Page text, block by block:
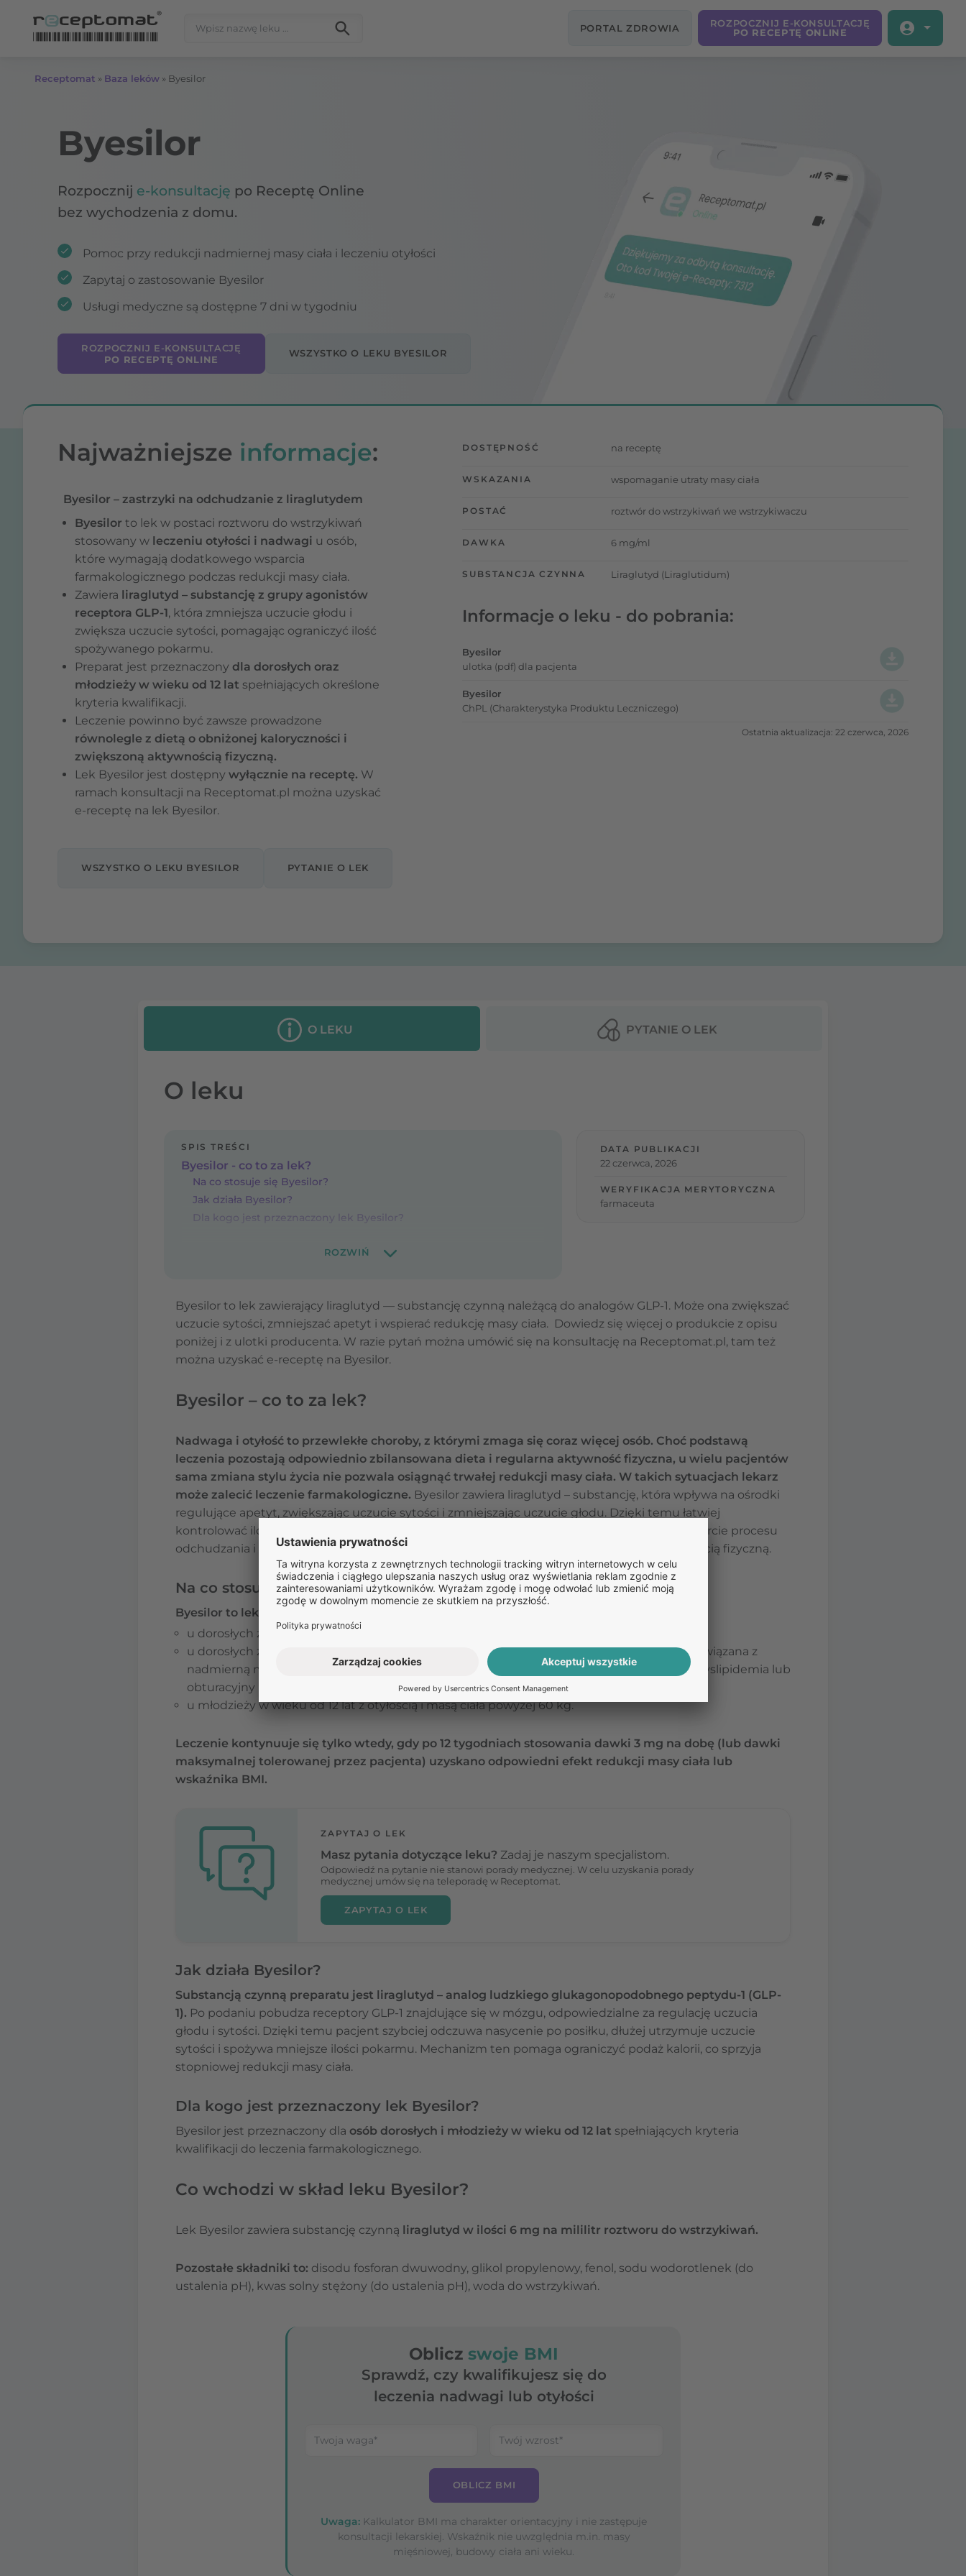
PORTAL ZDROWIA
ROZPOCZNIJ E-KONSULTACJĘ
PO RECEPTĘ ONLINE
Receptomat » Baza leków » Byesilor
Byesilor
Rozpocznij e-konsultację po Receptę Online
bez wychodzenia z domu.
Pomoc przy redukcji nadmiernej masy ciała i leczeniu otyłości
Zapytaj o zastosowanie Byesilor
Usługi medyczne są dostępne 7 dni w tygodniu
ROZPOCZNIJ E-KONSULTACJĘ
PO RECEPTĘ ONLINE
WSZYSTKO O LEKU BYESILOR
Najważniejsze informacje:
Byesilor – zastrzyki na odchudzanie z liraglutydem
Byesilor to lek w postaci roztworu do wstrzykiwań
stosowany w leczeniu otyłości i nadwagi u osób,
które wymagają dodatkowego wsparcia
farmakologicznego podczas redukcji masy ciała.
Zawiera liraglutyd – substancję z grupy agonistów
receptora GLP-1, która zmniejsza uczucie głodu i
zwiększa uczucie sytości, pomagając ograniczyć ilość
spożywanego pokarmu.
Preparat jest przeznaczony dla dorosłych oraz
młodzieży w wieku od 12 lat spełniających określone
kryteria kwalifikacji.
Leczenie powinno być zawsze prowadzone
równolegle z dietą o obniżonej kaloryczności i
zwiększoną aktywnością fizyczną.
Lek Byesilor jest dostępny wyłącznie na receptę. W
ramach konsultacji na Receptomat.pl można uzyskać
e-receptę na lek Byesilor.
WSZYSTKO O LEKU BYESILOR PYTANIE O LEK
DOSTĘPNOŚĆ na receptę
WSKAZANIA wspomaganie utraty masy ciała
POSTAĆ roztwór do wstrzykiwań we wstrzykiwaczu
DAWKA 6 mg/ml
SUBSTANCJA CZYNNA Liraglutyd (Liraglutidum)
Informacje o leku - do pobrania:
Byesilor
ulotka (pdf) dla pacjenta
Byesilor
ChPL (Charakterystyka Produktu Leczniczego)
Ostatnia aktualizacja: 22 czerwca, 2026
O LEKU PYTANIE O LEK
O leku
SPIS TREŚCI
Byesilor - co to za lek?
Na co stosuje się Byesilor?
Jak działa Byesilor?
Dla kogo jest przeznaczony lek Byesilor?
DATA PUBLIKACJI
22 czerwca, 2026
WERYFIKACJA MERYTORYCZNA
farmaceuta
Byesilor to lek zawierający liraglutyd — substancję czynną należącą do analogów GLP-1. Może ona zwiększać
uczucie sytości, zmniejszać apetyt i wspierać redukcję masy ciała. Dowiedz się więcej o produkcie z opisu
poniżej i z ulotki producenta. W razie pytań można umówić się na konsultację na Receptomat.pl, tam też
można uzyskać e-receptę na Byesilor.
Byesilor – co to za lek?
Nadwaga i otyłość to przewlekłe choroby, z którymi zmaga się coraz więcej osób. Choć podstawą
leczenia pozostają odpowiednio zbilansowana dieta i regularna aktywność fizyczna, u wielu pacjentów
sama zmiana stylu życia nie pozwala osiągnąć trwałej redukcji masy ciała. W takich sytuacjach lekarz
może zalecić leczenie farmakologiczne. Byesilor zawiera liraglutyd – substancję, która wpływa na ośrodki
regulujące apetyt, zwiększając uczucie sytości i zmniejszając uczucie głodu. Dzięki temu łatwiej
kontrolować ilość spożywanego jedzenia i utrzymać zalecenia dietetyczne. Lek stanowi wsparcie procesu
odchudzania i powinien być stosowany równolegle ze zdrową dietą oraz regularną aktywnością fizyczną.
Na co stosuje się Byesilor?
Byesilor to lek wspomagający utratę masy ciała (łącznie z dietą i ćwiczeniami fizycznymi):
u dorosłych z otyłością (BMI ≥30 kg/m²),
u dorosłych z nadwagą (BMI ≥27 i <30 kg/m²), jeśli występuje przynajmniej jedna choroba związana z
nadmierną masą ciała, np. cukrzyca typu 2, stan przedcukrzycowy, nadciśnienie tętnicze, dyslipidemia lub
obturacyjny bezdech senny,
u młodzieży w wieku od 12 lat z otyłością i masą ciała powyżej 60 kg.
Leczenie kontynuuje się tylko wtedy, gdy po 12 tygodniach stosowania dawki 3 mg na dobę (lub dawki
maksymalnej tolerowanej przez pacjenta) uzyskano odpowiedni efekt redukcji masy ciała lub
wskaźnika BMI.
ZAPYTAJ O LEK
Masz pytania dotyczące leku? Zadaj je naszym specjalistom.
Odpowiedź na pytanie nie stanowi porady medycznej. W celu uzyskania porady
medycznej umów się na teleporadę w Receptomat.
ZAPYTAJ O LEK
Jak działa Byesilor?
Substancją czynną preparatu jest liraglutyd – analog ludzkiego glukagonopodobnego peptydu-1 (GLP-
1). Po podaniu pobudza receptory GLP-1 znajdujące się w mózgu, odpowiedzialne za regulację uczucia
głodu i sytości. Dzięki temu pacjent szybciej odczuwa nasycenie po posiłku, dłużej utrzymuje uczucie
sytości i spożywa mniejsze ilości pokarmu. Mechanizm ten pomaga ograniczyć podaż kalorii, co sprzyja
stopniowej redukcji masy ciała.
Dla kogo jest przeznaczony lek Byesilor?
Byesilor jest przeznaczony dla osób dorosłych i młodzieży w wieku od 12 lat spełniających kryteria
kwalifikacji do leczenia farmakologicznego.
Co wchodzi w skład leku Byesilor?
Lek Byesilor zawiera substancję czynną liraglutyd w ilości 6 mg na mililitr roztworu do wstrzykiwań.
Pozostałe składniki to: disodu fosforan dwuwodny, glikol propylenowy, fenol, sodu wodorotlenek (do
ustalenia pH), kwas solny stężony (do ustalenia pH), woda do wstrzykiwań.
Obliczswoje BMI
Sprawdź, czy kwalifikujesz się do
leczenia nadwagi lub otyłości
OBLICZ BMI
Uwaga: Kalkulator BMI ma charakter orientacyjny i nie zastępuje
konsultacji lekarskiej. Wskaźnik nie uwzględnia m.in. masy
mięśniowej, budowy ciała ani wieku.